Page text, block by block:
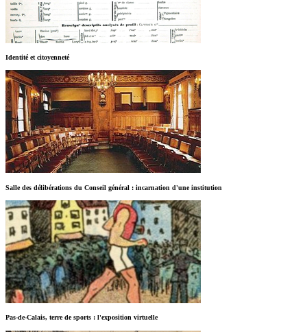
Identité et citoyenneté
Salle des délibérations du Conseil général : incarnation d'une institution
Pas-de-Calais, terre de sports : l'exposition virtuelle